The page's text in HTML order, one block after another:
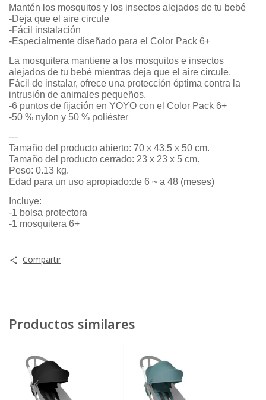
Mantén los mosquitos y los insectos alejados de tu bebé
-Deja que el aire circule
-Fácil instalación
-Especialmente diseñado para el Color Pack 6+
La mosquitera mantiene a los mosquitos e insectos
alejados de tu bebé mientras deja que el aire circule.
Fácil de instalar, ofrece una protección óptima contra la
intrusión de animales pequeños.
-6 puntos de fijación en YOYO con el Color Pack 6+
-50 % nylon y 50 % poliéster
---
Tamaño del producto abierto: 70 x 43.5 x 50 cm.
Tamaño del producto cerrado: 23 x 23 x 5 cm.
Peso: 0.13 kg.
Edad para un uso apropiado:de 6 ~ a 48 (meses)
Incluye:
-1 bolsa protectora
-1 mosquitera 6+
Compartir
Productos similares